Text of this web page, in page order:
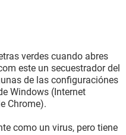
verdes cuando abres
este un secuestrador del
de las configuraciónes
Windows (Internet
Chrome).
como un virus, pero tiene